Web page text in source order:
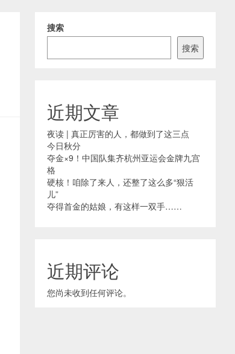
搜索
搜索
近期文章
夜读 | 真正厉害的人，都做到了这三点
今日秋分
夺金×9！中国队集齐杭州亚运会金牌九宫
格
硬核！咱除了来人，还整了这么多“狠活
儿”
夺得首金的姑娘，有这样一双手……
近期评论
您尚未收到任何评论。